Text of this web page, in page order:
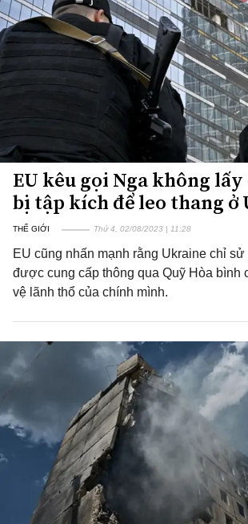
EU kêu gọi Nga không lấy
bị tập kích để leo thang ở
THẾ GIỚI Thứ 4, 02/08/2023 | 11:28
EU cũng nhấn mạnh rằng Ukraine chỉ
được cung cấp thông qua Quỹ Hòa bình
vệ lãnh thổ của chính mình.